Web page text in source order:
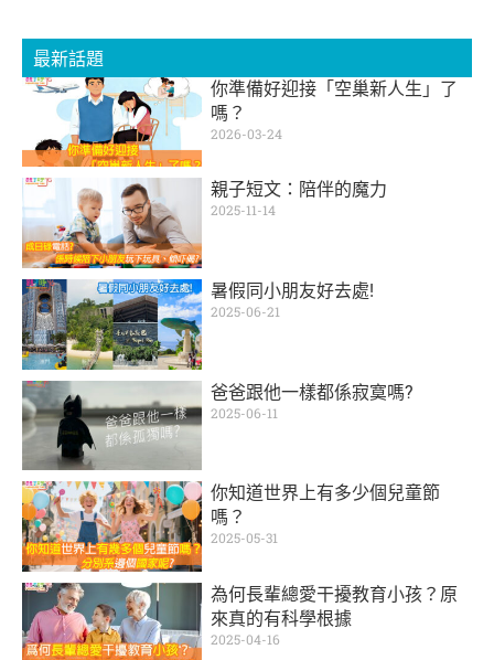
最新話題
你準備好迎接「空巢新人生」了
嗎？
2026-03-24
親子短文：陪伴的魔力
2025-11-14
暑假同小朋友好去處!
2025-06-21
爸爸跟他一樣都係寂寞嗎?
2025-06-11
你知道世界上有多少個兒童節
嗎？
2025-05-31
為何長輩總愛干擾教育小孩？原
來真的有科學根據
2025-04-16